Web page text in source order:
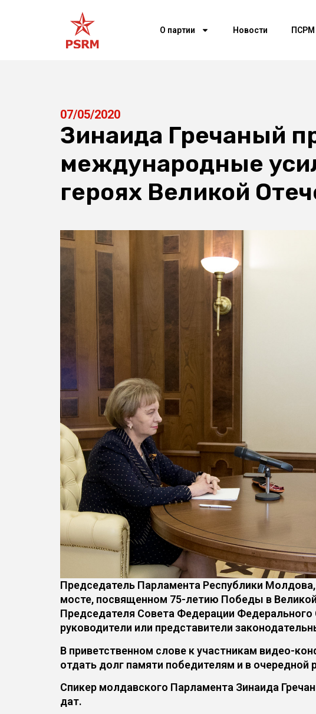
О партии Новости ПСРМ
07/05/2020
Зинаида Гречаный
международные
героях Великой
Председатель Парламента Республики
мосте, посвященном 75-летию Победы в
Председателя Совета Федерации
руководители или представители
В приветственном слове к участникам видео-
отдать долг памяти победителям и в
Спикер молдавского Парламента Зинаида
дат.